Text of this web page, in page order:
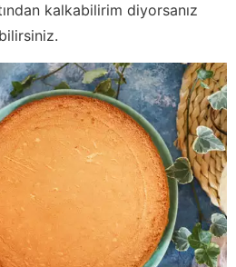
kalkabilirim diyorsanız